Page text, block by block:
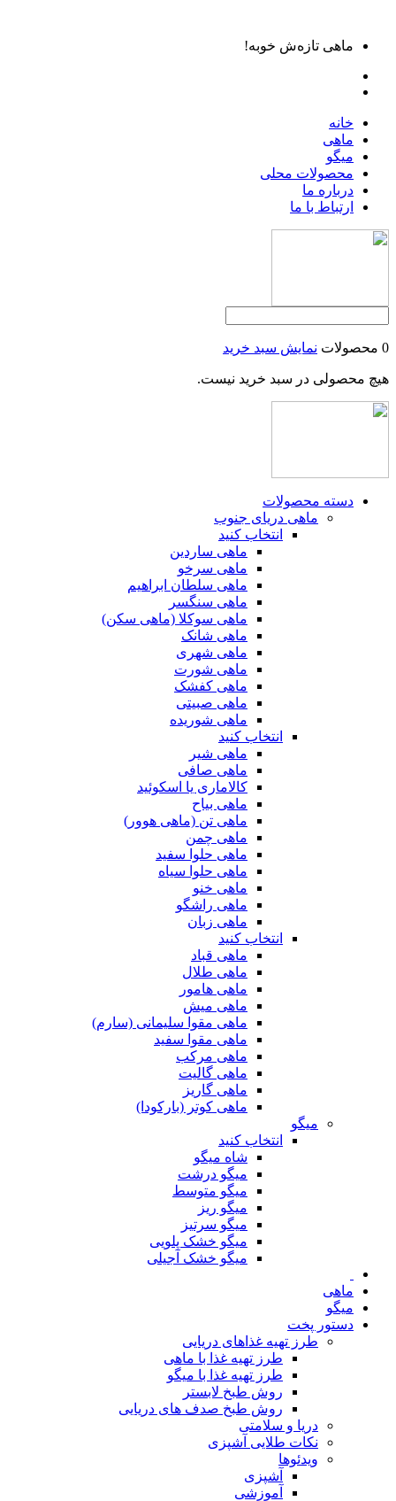
ماهی تازه‌ش خوبه!
خانه
ماهی
میگو
محصولات محلی
درباره ما
ارتباط با ما
0 محصولات نمایش سبد خرید
هیچ محصولی در سبد خرید نیست.
دسته محصولات
ماهی دریای جنوب
انتخاب کنید
ماهی ساردین
ماهی سرخو
ماهی سلطان ابراهیم
ماهی سنگسر
ماهی سوکلا (ماهی سکن)
ماهی شانک
ماهی شهری
ماهی شورت
ماهی کفشک
ماهی صبیتی
ماهی شوریده
انتخاب کنید
ماهی شیر
ماهی صافی
کالاماری یا اسکوئید
ماهی بیاح
ماهی تن (ماهی هوور)
ماهی چمن
ماهی حلوا سفید
ماهی حلوا سیاه
ماهی خنو
ماهی راشگو
ماهی زبان
انتخاب کنید
ماهی قباد
ماهی طلال
ماهی هامور
ماهی میش
ماهی مقوا سلیمانی (سارم)
ماهی مقوا سفید
ماهی مرکب
ماهی گالیت
ماهی گاریز
ماهی کوتر (بارکودا)
میگو
انتخاب کنید
شاه میگو
میگو درشت
میگو متوسط
میگو ریز
میگو سرتیز
میگو خشک پلویی
میگو خشک آجیلی
ماهی
میگو
دستور پخت
طرز تهیه غذاهای دریایی
طرز تهیه غذا با ماهی
طرز تهیه غذا با میگو
روش طبخ لابستر
روش طبخ صدف های دریایی
دریا و سلامتی
نکات طلایی آشپزی
ویدئوها
آشپزی
آموزشی